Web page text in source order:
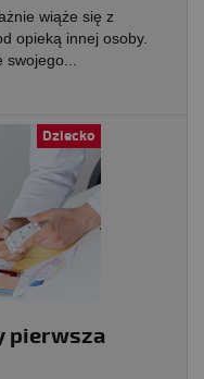
wiąże się z
opieką innej osoby.
Dziecko
pierwsza